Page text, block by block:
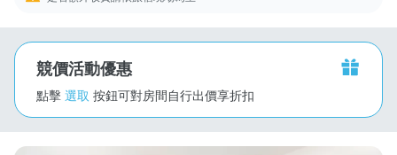
競價活動優惠
點擊 選取 按鈕可對房間自行出價享折扣